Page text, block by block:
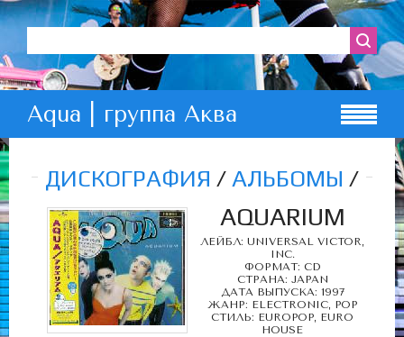
Aqua | группа Аква
ДИСКОГРАФИЯ / АЛЬБОМЫ /
AQUARIUM
ЛЕЙБЛ: UNIVERSAL VICTOR,
INC.
ФОРМАТ: CD
СТРАНА: JAPAN
ДАТА ВЫПУСКА: 1997
ЖАНР: ELECTRONIC, POP
СТИЛЬ: EUROPOP, EURO
HOUSE